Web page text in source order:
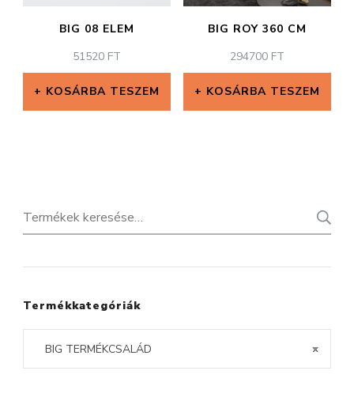
BIG 08 ELEM
51520 FT
KOSÁRBA TESZEM
BIG ROY 360 CM
294700 FT
KOSÁRBA TESZEM
Keresés
a
következőre:
Termékkategóriák
×
BIG TERMÉKCSALÁD